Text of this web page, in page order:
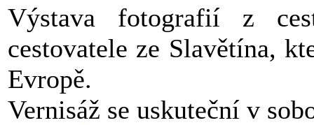
Výstava fotografií z
cestovatele ze Slavětína,
Evropě.
Vernisáž se uskuteční v